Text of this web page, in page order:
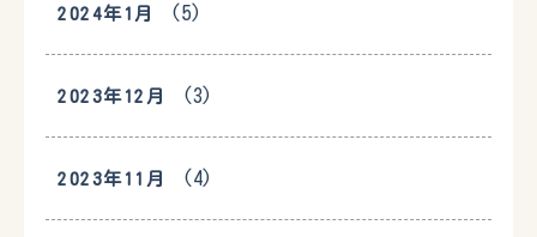
2024年1月 (5)
2023年12月 (3)
2023年11月 (4)